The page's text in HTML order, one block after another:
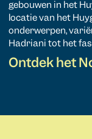
gebouwen in het
locatie van het
onderwerpen,
Hadriani tot het
Ontdek het